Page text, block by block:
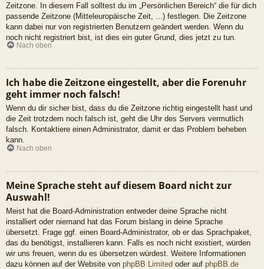
Zeitzone. In diesem Fall solltest du im „Persönlichen Bereich“ die für dich
passende Zeitzone (Mitteleuropäische Zeit, ...) festlegen. Die Zeitzone
kann dabei nur von registrierten Benutzern geändert werden. Wenn du
noch nicht registriert bist, ist dies ein guter Grund, dies jetzt zu tun.
Nach oben
Ich habe die Zeitzone eingestellt, aber die Forenuhr
geht immer noch falsch!
Wenn du dir sicher bist, dass du die Zeitzone richtig eingestellt hast und
die Zeit trotzdem noch falsch ist, geht die Uhr des Servers vermutlich
falsch. Kontaktiere einen Administrator, damit er das Problem beheben
kann.
Nach oben
Meine Sprache steht auf diesem Board nicht zur
Auswahl!
Meist hat die Board-Administration entweder deine Sprache nicht
installiert oder niemand hat das Forum bislang in deine Sprache
übersetzt. Frage ggf. einen Board-Administrator, ob er das Sprachpaket,
das du benötigst, installieren kann. Falls es noch nicht existiert, würden
wir uns freuen, wenn du es übersetzen würdest. Weitere Informationen
dazu können auf der Website von phpBB Limited oder auf phpBB.de